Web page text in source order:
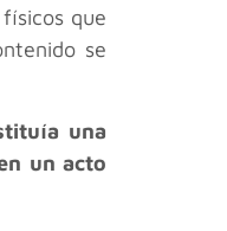
que
se
una
un acto